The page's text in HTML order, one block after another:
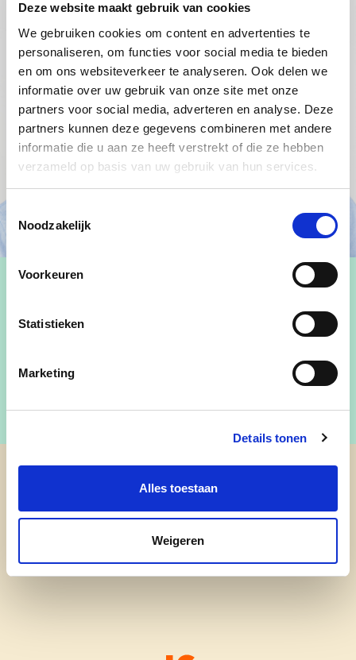
Deze website maakt gebruik van cookies
We gebruiken cookies om content en advertenties te
personaliseren, om functies voor social media te bieden
en om ons websiteverkeer te analyseren. Ook delen we
informatie over uw gebruik van onze site met onze
partners voor social media, adverteren en analyse. Deze
partners kunnen deze gegevens combineren met andere
informatie die u aan ze heeft verstrekt of die ze hebben
verzameld op basis van uw gebruik van hun services.
Noodzakelijk
Voorkeuren
Statistieken
Marketing
Details tonen
Alles toestaan
Weigeren